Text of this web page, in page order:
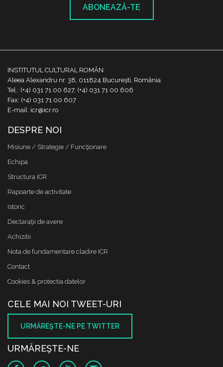
ABONEAZĂ-TE
INSTITUTUL CULTURAL ROMÂN
Aleea Alexandru nr. 38, 011824 București, România
Tel.: (+4) 031 71 00 627, (+4) 031 71 00 606
Fax: (+4) 031 71 00 607
E-mail: icr@icr.ro
DESPRE NOI
Misiune / Strategie / Funcţionare
Echipa
Structura ICR
Rapoarte de activitate
Istoric
Declaraţii de avere
Achizitii
Nota de fundamentare cladire ICR
Contact
Cookies & protectia datelor
CELE MAI NOI TWEET-URI
URMĂREŞTE-NE PE TWITTER
URMĂREŞTE-NE